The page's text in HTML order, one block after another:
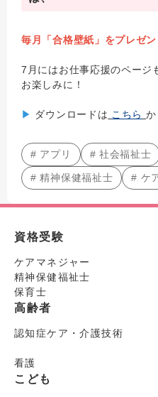
毎月「合格壁紙」をプレゼン
7月にはお仕事応援のページ
お楽しみに！
▶ ダウンロードは こちら か
# アプリ # 社会福祉士
# 精神保健福祉士 # ケ
資格受験
ケアマネジャー
精神保健福祉士
保育士
高齢者
認知症ケア・介護技術
看護
こども